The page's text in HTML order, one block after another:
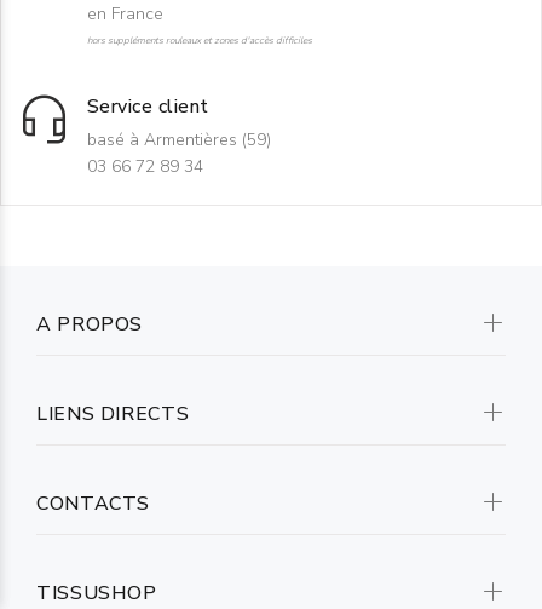
en France
hors suppléments rouleaux et zones d'accès difficiles
Service client
basé à Armentières (59)
03 66 72 89 34
A PROPOS
LIENS DIRECTS
CONTACTS
TISSUSHOP